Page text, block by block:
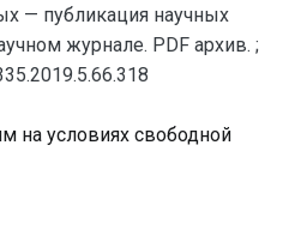
— публикация научных
журнале. PDF архив. ;
на условиях свободной